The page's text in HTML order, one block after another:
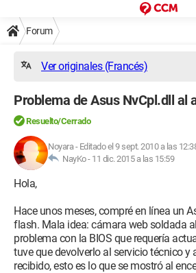
Forum
Ver originales (Francés)
Problema de Asus NvCpl.dll al
Resuelto/Cerrado
Noyara- Editado el 9 sept. 2010 a las
NayKo - 11 dic. 2015 a las 15:59
Hola,
Hace unos meses, compré en línea un
flash. Mala idea: cámara web soldada
problema con la BIOS que requería
tuve que devolverlo al servicio técnico y
recibido, esto es lo que se mostró al